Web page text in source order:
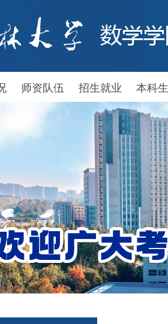
师资队伍 招生就业 本科生